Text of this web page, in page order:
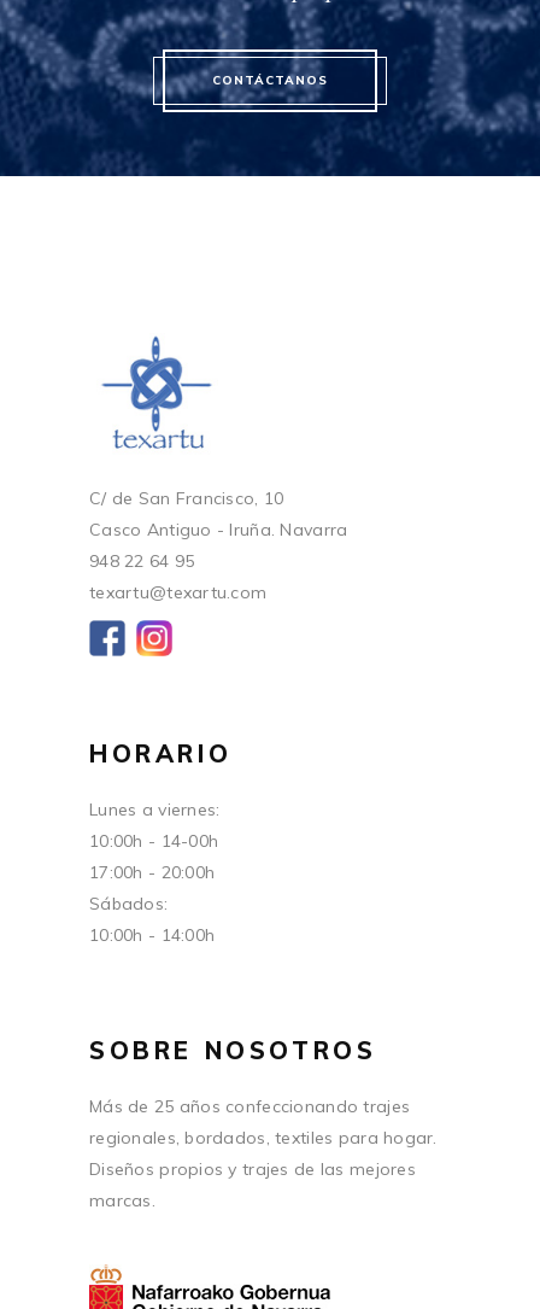
CONTÁCTANOS
C/ de San Francisco, 10
Casco Antiguo - Iruña. Navarra
948 22 64 95
texartu@texartu.com
HORARIO
Lunes a viernes:
10:00h - 14-00h
17:00h - 20:00h
Sábados:
10:00h - 14:00h
SOBRE NOSOTROS
Más de 25 años confeccionando trajes
regionales, bordados, textiles para hogar.
Diseños propios y trajes de las mejores
marcas.